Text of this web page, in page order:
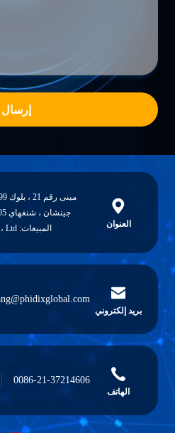
إرسال
العنوان
المبيعات: Shanghai Phidix Trading Co.، Ltd.)
بريد إلكتروني
الهاتف
0086-21-37214606